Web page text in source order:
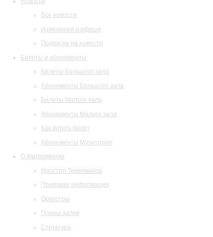
Все новости
Изменения в афише
Подписка на новости
Билеты и абонементы
Билеты Большого зала
Абонементы Большого зала
Билеты Малого зала
Абонементы Малого зала
Как купить билет
Абонементы Музитория
О филармонии
Маэстро Темирканов
Правовая информация
Оркестры
Планы залов
Структура